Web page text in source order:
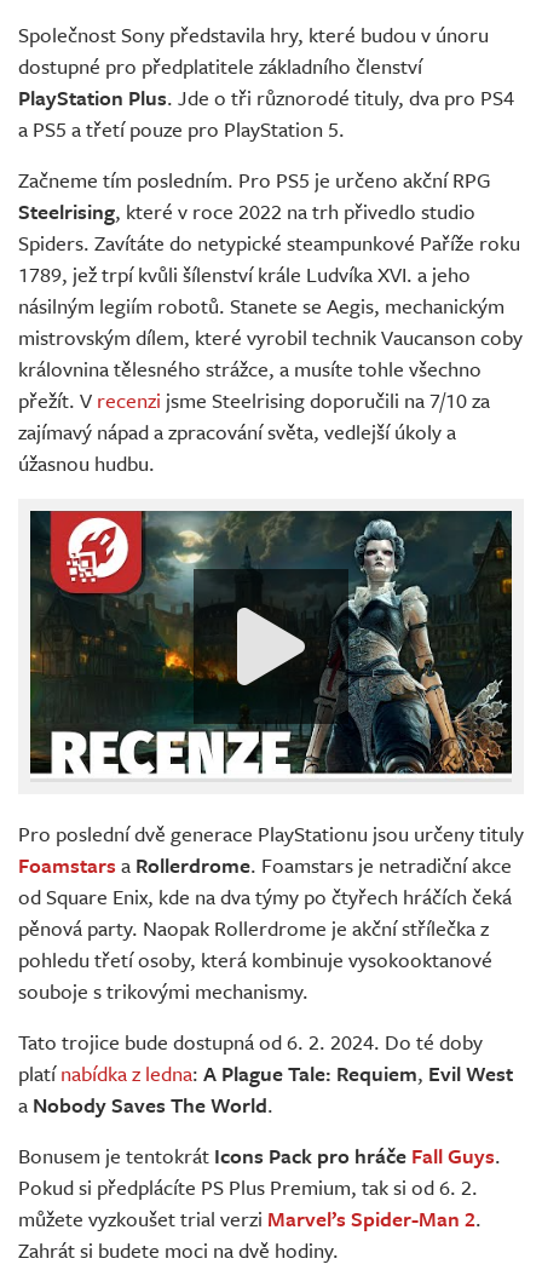
Živě
Společnost Sony představila hry, které budou v únoru
dostupné pro předplatitele základního členství
PlayStation Plus. Jde o tři různorodé tituly, dva pro PS4
a PS5 a třetí pouze pro PlayStation 5.
Začneme tím posledním. Pro PS5 je určeno akční RPG
Steelrising, které v roce 2022 na trh přivedlo studio
Spiders. Zavítáte do netypické steampunkové Paříže roku
1789, jež trpí kvůli šílenství krále Ludvíka XVI. a jeho
násilným legiím robotů. Stanete se Aegis, mechanickým
mistrovským dílem, které vyrobil technik Vaucanson coby
královnina tělesného strážce, a musíte tohle všechno
přežít. V recenzi jsme Steelrising doporučili na 7/10 za
zajímavý nápad a zpracování světa, vedlejší úkoly a
úžasnou hudbu.
Pro poslední dvě generace PlayStationu jsou určeny tituly
Foamstars a Rollerdrome. Foamstars je netradiční akce
od Square Enix, kde na dva týmy po čtyřech hráčích čeká
pěnová party. Naopak Rollerdrome je akční střílečka z
pohledu třetí osoby, která kombinuje vysokooktanové
souboje s trikovými mechanismy.
Tato trojice bude dostupná od 6. 2. 2024. Do té doby
platínabídka z ledna: A Plague Tale: Requiem, Evil West
a Nobody Saves The World.
Bonusem je tentokrát Icons Pack pro hráče Fall Guys.
Pokud si předplácíte PS Plus Premium, tak si od 6. 2.
můžete vyzkoušet trial verzi Marvel’s Spider-Man 2.
Zahrát si budete moci na dvě hodiny.